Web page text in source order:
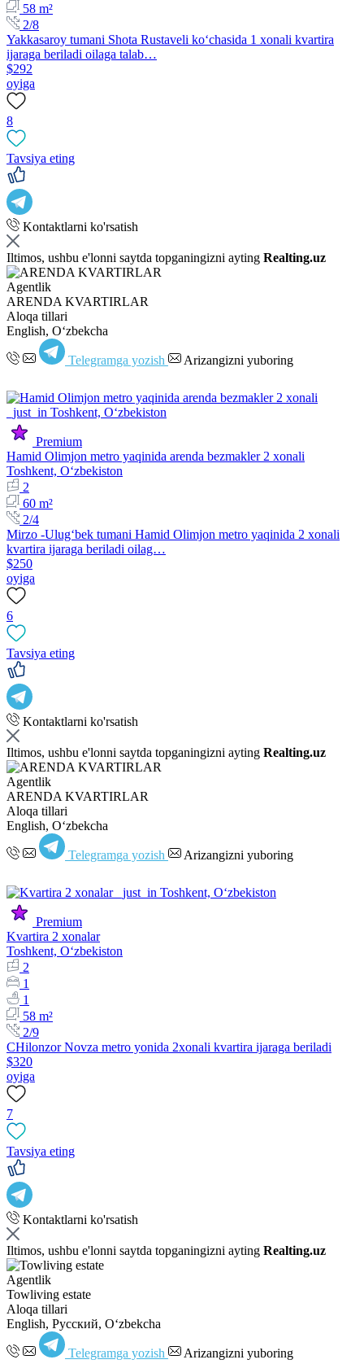
58 m²
2/8
Yakkasaroy tumani Shota Rustaveli koʻchasida 1 xonali kvartira
ijaraga beriladi oilaga talab…
$292
oyiga
8
Tavsiya eting
Kontaktlarni ko'rsatish
Iltimos, ushbu e'lonni saytda topganingizni ayting Realting.uz
Agentlik
ARENDA KVARTIRLAR
Aloqa tillari
English, Oʻzbekcha
Telegramga yozish Arizangizni yuboring
Premium
Hamid Olimjon metro yaqinida arenda bezmakler 2 xonali
Toshkent, Oʻzbekiston
2
60 m²
2/4
Mirzo -Ulugʻbek tumani Hamid Olimjon metro yaqinida 2 xonali
kvartira ijaraga beriladi oilag…
$250
oyiga
6
Tavsiya eting
Kontaktlarni ko'rsatish
Iltimos, ushbu e'lonni saytda topganingizni ayting Realting.uz
Agentlik
ARENDA KVARTIRLAR
Aloqa tillari
English, Oʻzbekcha
Telegramga yozish Arizangizni yuboring
Premium
Kvartira 2 xonalar
Toshkent, Oʻzbekiston
2
1
1
58 m²
2/9
CHilonzor Novza metro yonida 2xonali kvartira ijaraga beriladi
$320
oyiga
7
Tavsiya eting
Kontaktlarni ko'rsatish
Iltimos, ushbu e'lonni saytda topganingizni ayting Realting.uz
Agentlik
Towliving estate
Aloqa tillari
English, Русский, Oʻzbekcha
Telegramga yozish Arizangizni yuboring